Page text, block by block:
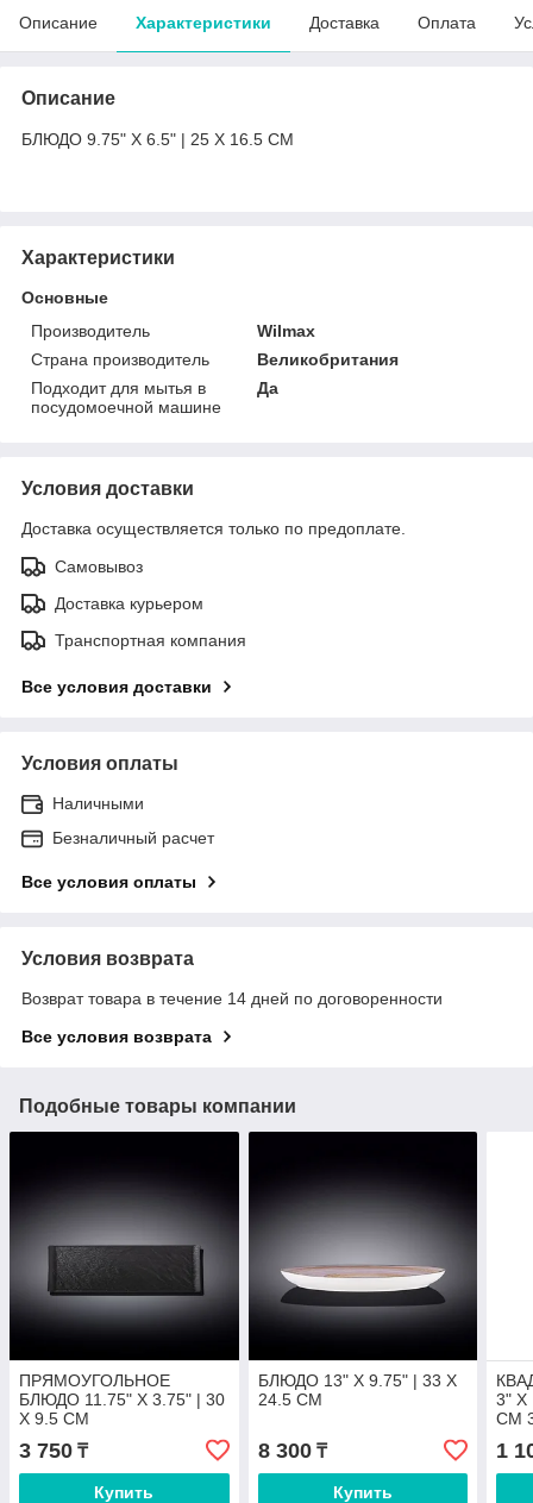
Описание Характеристики Доставка Оплата
Описание
БЛЮДО 9.75" X 6.5" | 25 X 16.5 CM
Характеристики
Основные
Производитель
Wilmax
Страна производитель
Великобритания
Подходит для мытья в
посудомоечной машине
Да
Условия доставки
Доставка осуществляется только по предоплате.
Самовывоз
Доставка курьером
Транспортная компания
Все условия доставки
Условия оплаты
Наличными
Безналичный расчет
Все условия оплаты
Условия возврата
Возврат товара в течение 14 дней по договоренности
Все условия возврата
Подобные товары компании
ПРЯМОУГОЛЬНОЕ
БЛЮДО 11.75" X 3.75" | 30
X 9.5 CM
3 750 ₸
Купить
БЛЮДО 13" X 9.75" | 33 X
24.5 CM
8 300₸
Купить
3" X
CM
1